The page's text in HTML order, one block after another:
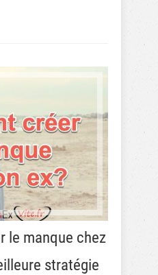
le manque chez
stratégie